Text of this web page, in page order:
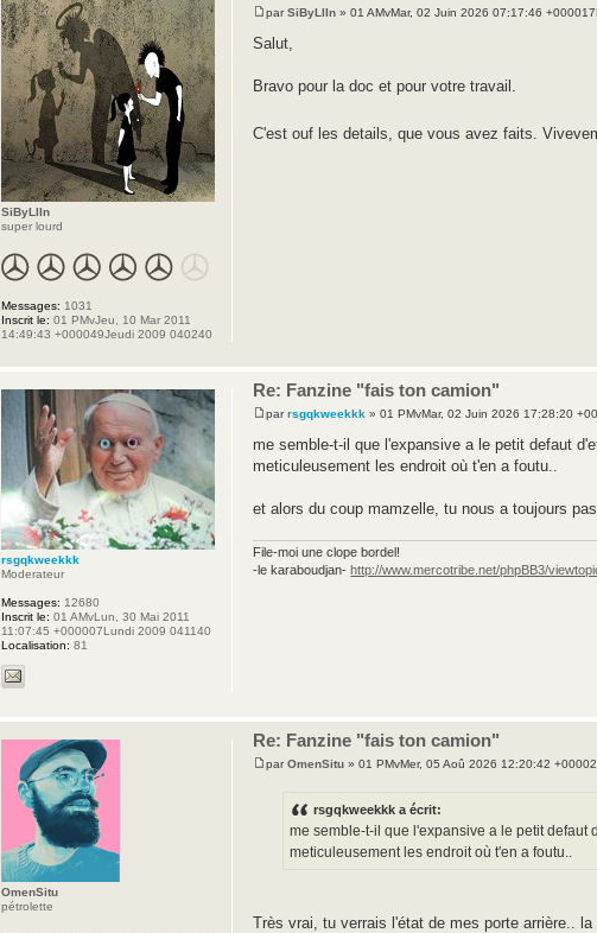
parSiByLlIn » 01 AMvMar, 02 Juin 2026 07:17:46
Salut,
Bravo pour la doc et pour votre travail.
C'est ouf les details, que vous avez faits.
SiByLlIn
super lourd
Messages: 1031
Inscrit le: 01 PMvJeu, 10 Mar 2011
14:49:43 +000049Jeudi 2009 040240
Re: Fanzine "fais ton camion"
parrsgqkweekkk » 01 PMvMar, 02 Juin 2026 17:28:20
me semble-t-il que l'expansive a le petit defaut
meticuleusement les endroit où t'en a foutu..
et alors du coup mamzelle, tu nous a toujours
File-moi une clope bordel!
-le karaboudjan-http://www.mercotribe.net/phpBB3/
rsgqkweekkk
Moderateur
Messages: 12680
Inscrit le: 01 AMvLun, 30 Mai 2011
11:07:45 +000007Lundi 2009 041140
Localisation: 81
Re: Fanzine "fais ton camion"
parOmenSitu » 01 PMvMer, 05 Aoû 2026 12:20:42
rsgqkweekkk a écrit:
me semble-t-il que l'expansive a le petit
meticuleusement les endroit où t'en a foutu..
Très vrai, tu verrais l'état de mes porte arrière..
OmenSitu
pétrolette